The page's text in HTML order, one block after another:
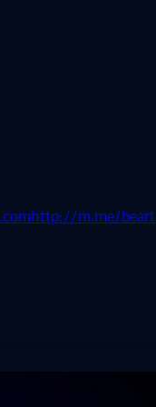
http://m.me/